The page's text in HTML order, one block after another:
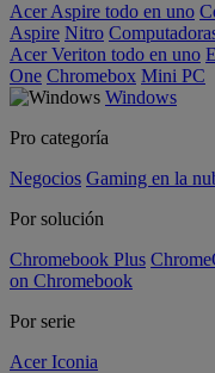
Acer Aspire todo en uno
Aspire Nitro
Acer Veriton todo en uno
One Chromebox Mini PC
Windows
Pro categoría
Negocios Gaming en la
Por solución
Chromebook Plus
on Chromebook
Por serie
Acer Iconia